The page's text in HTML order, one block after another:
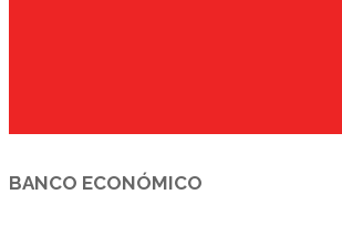
BANCO ECONÓMICO